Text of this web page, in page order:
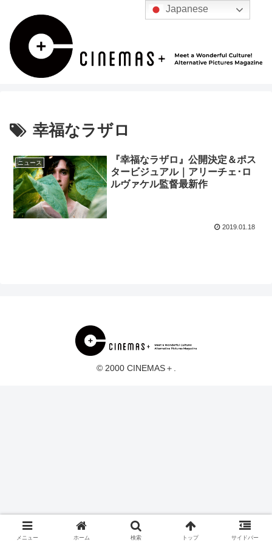
幸福なラザロ
ニュース
『幸福なラザロ』公開決定＆ポス
タービジュアル｜アリーチェ･ロ
ルヴァケル監督最新作
2019.01.18
© 2000 CINEMAS＋.
メニュー ホーム 検索 トップ サイドバー
Japanese